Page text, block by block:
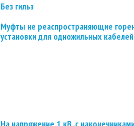
Без гильз
Муфты не реаспространяющие
установки для одножильных